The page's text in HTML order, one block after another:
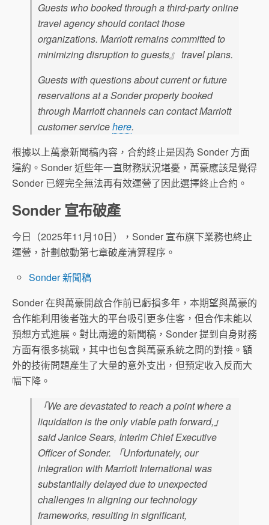
Guests who booked through a third-party online
travel agency should contact those
organizations. Marriott remains committed to
minimizing disruption to guests』 travel plans.
Guests with questions about current or future
reservations at a Sonder property booked
through Marriott channels can contact Marriott
customer servicehere.
根據以上萬豪新聞稿內容，合約終止是因為 Sonder 方面
違約。Sonder 近些年一直財務狀況堪憂，萬豪應該是覺得
Sonder 已經完全無法再有效運營了因此選擇終止合約。
Sonder 宣布破產
今日（2025年11月10日），Sonder 宣布旗下業務也終止
運營，計劃啟動第七章破產清算程序。
Sonder 新聞稿
Sonder 在與萬豪開啟合作前已虧損多年，本期望與萬豪的
合作能利用後者強大的平台吸引更多住客，但合作未能以
預想方式進展。對比兩邊的新聞稿，Sonder 提到自身財務
方面有很多挑戰，其中也包含與萬豪系統之間的對接。額
外的技術問題產生了大量的意外支出，但預定收入反而大
幅下降。
「We are devastated to reach a point where a
liquidation is the only viable path forward,」
said Janice Sears, Interim Chief Executive
Officer of Sonder. 「Unfortunately, our
integration with Marriott International was
substantially delayed due to unexpected
challenges in aligning our technology
frameworks, resulting in significant,